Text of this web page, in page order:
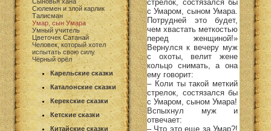
Сюлемен и злой карлик
Талисман
Умар, сын Умара
Умный учитель
Цветочек Сатанай
Человек, который хотел
испытать свою силу
Чёрный орёл
Карельские сказки
Каталонские сказки
Керекские сказки
Кетские сказки
Китайские сказки
стрелок, состязался бы
с Умаром, сыном Умара.
Потрудней это будет,
чем хвастать меткостью
перед женщиной!»
Вернулся к вечеру муж
с охоты, велит жене
кольцо снимать, а она
ему говорит:
– Коли ты такой меткий
стрелок, состязался бы
с Умаром, сыном Умара!
Вспыхнул муж и
отвечает:
– Что это еще за Умар?!